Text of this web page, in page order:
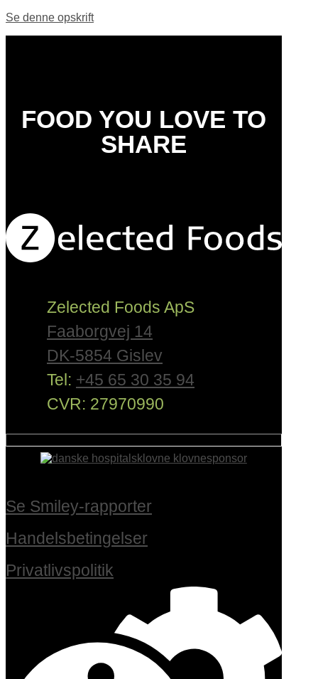
Se denne opskrift
FOOD YOU LOVE TO
SHARE
Zelected Foods ApS
Faaborgvej 14
DK-5854 Gislev
Tel: +45 65 30 35 94
CVR: 27970990
Se Smiley-rapporter
Handelsbetingelser
Privatlivspolitik